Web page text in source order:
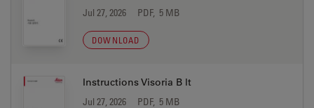
Jul 27, 2026 PDF, 5 MB
DOWNLOAD
Instructions Visoria B lt
Jul 27, 2026 PDF, 5 MB